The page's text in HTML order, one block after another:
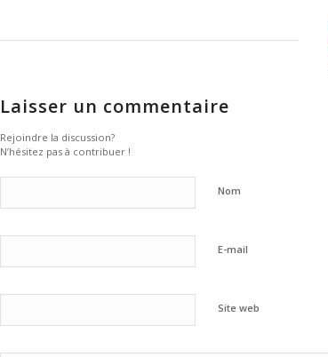
Laisser un commentaire
Rejoindre la discussion?
N’hésitez pas à contribuer !
Nom
E-mail
Site web